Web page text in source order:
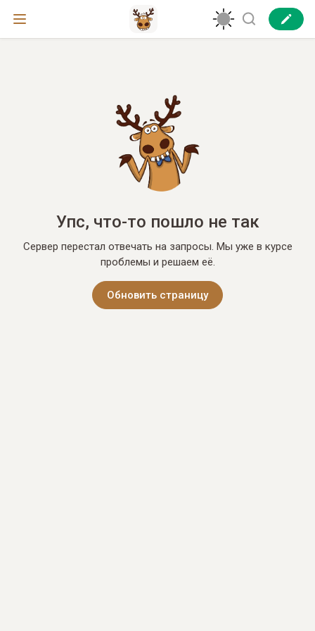
Упс, что-то пошло не так
Сервер перестал отвечать на запросы. Мы уже в курсе
проблемы и решаем её.
Обновить страницу